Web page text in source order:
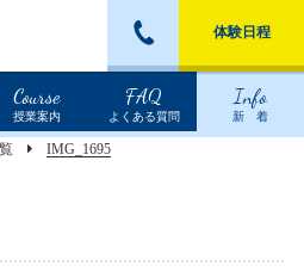
Course
授業案内
FAQ
よくある質問
Info
新 着
体験日程
IMG_1695